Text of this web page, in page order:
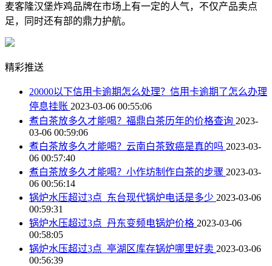
麦客隆汉堡炸鸡品牌在市场上有一定的人气，不仅产品卖点
足，同时还有部的鼎力护航。
精彩推送
20000以下信用卡逾期怎么处理？信用卡逾期了怎么办理
停息挂账 2023-03-06 00:55:06
煮白茶放多久才能喝？福鼎白茶历年的价格查询 2023-
03-06 00:59:06
煮白茶放多久才能喝？云南白茶致癌是真的吗 2023-03-
06 00:57:40
煮白茶放多久才能喝？小作坊制作白茶的步骤 2023-03-
06 00:56:14
锅炉水压超过3点_东台现代锅炉电话是多少 2023-03-06
00:59:31
锅炉水压超过3点_丹东变频电锅炉价格 2023-03-06
00:58:05
锅炉水压超过3点_亭湖区库存锅炉哪里好卖 2023-03-06
00:56:39